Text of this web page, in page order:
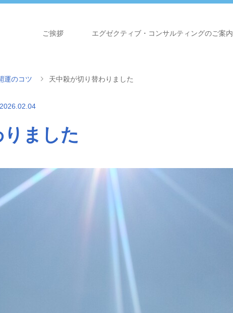
ご挨拶 エグゼクティブ・コンサルティングのご案内
運のコツ 天中殺が切り替わりました
2026.02.04
ました